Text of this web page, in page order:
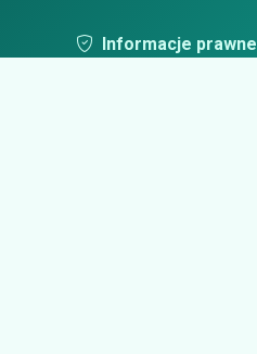
Informacje prawne